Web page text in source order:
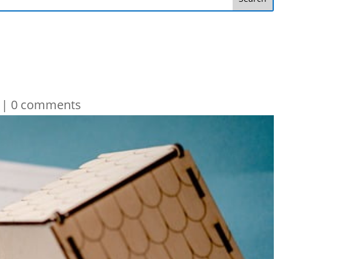
| 0 comments